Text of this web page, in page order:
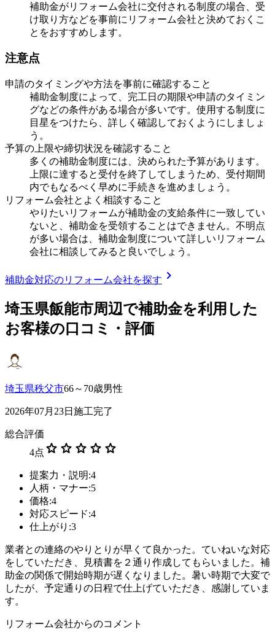
補助金がリフォーム会社に交付される制度の場合、受
け取り方などを事前にリフォーム会社と決めておくこ
とをおすすめします。
注意点
申請のタイミングや方法を事前に確認すること
補助金制度によって、完工日の期限や申請のタイミン
グなどの条件がある場合が多いです。使用する制度に
目星をつけたら、詳しく確認しておくようにしましょ
う。
予算の上限や締切状況を確認すること
多くの補助金制度には、決められた予算があります。
上限に達すると受付を終了してしまうため、受付期間
内でもなるべく早めに手続きを進めましょう。
リフォーム会社とよく相談すること
やりたいリフォームが補助金の支給条件に一致してい
ないと、補助金を受領することはできません。不明点
が多い場合は、補助金制度について詳しいリフォーム
会社に相談してみると良いでしょう。
補助金対応のリフォーム会社を探す chevron_right
埼玉県飯能市周辺で補助金を利用した
お客様の口コミ・評価
埼玉県秩父市66～70歳男性
2026年07月23日施工完了
総合評価
4点 star star star star star
提案力・説明:4
人柄・マナー:5
価格:4
対応スピード:4
仕上がり:3
業者との連絡のやりとりが早くて良かった。ていねいな対応
をしていただき、見積書を２通り作成してもらいました。補
助金の関係で開始時期が遅くなりました。暑い時期で大変で
したが、予定通りの日程で仕上げていただき、感謝していま
す。
リフォーム会社からのコメント